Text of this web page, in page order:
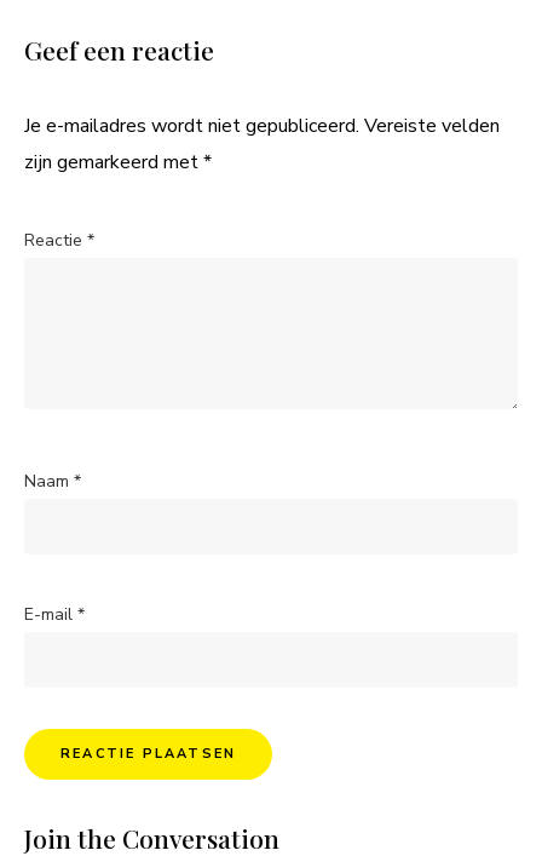
Geef een reactie
Je e-mailadres wordt niet gepubliceerd. Vereiste velden
zijn gemarkeerd met*
Reactie *
Naam *
E-mail *
Join the Conversation